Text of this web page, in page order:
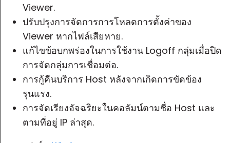
Viewer.
ปรับปรุงการจัดการการโหลดการตั้งค่าของ
Viewer หากไฟล์เสียหาย.
แก้ไขข้อบกพร่องในการใช้งาน Logoff กลุ่มเมื่อปิด
การจัดกลุ่มการเชื่อมต่อ.
การกู้คืนบริการ Host หลังจากเกิดการขัดข้อง
รุนแรง.
การจัดเรียงอัจฉริยะในคอลัมน์ตามชื่อ Host และ
ตามที่อยู่ IP ล่าสุด.